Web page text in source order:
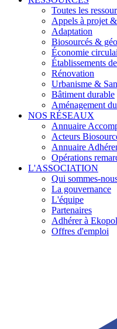
Toutes les
Appels à projet
Adaptation
Biosourcés &
Économie
Établissements
Rénovation
Urbanisme &
Bâtiment durable
Aménagement
NOS RÉSEAUX
Annuaire
Acteurs
Annuaire
Opérations
L'ASSOCIATION
Qui sommes-
La gouvernance
L'équipe
Partenaires
Adhérer à
Offres d'emploi